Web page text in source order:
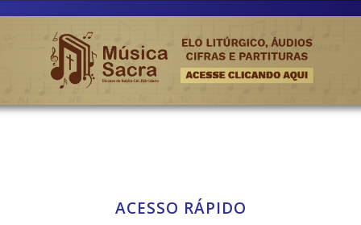
ACESSO RÁPIDO